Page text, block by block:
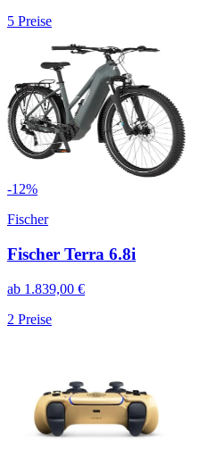
5 Preise
-12%
Fischer
Fischer Terra 6.8i
ab 1.839,00 €
2 Preise